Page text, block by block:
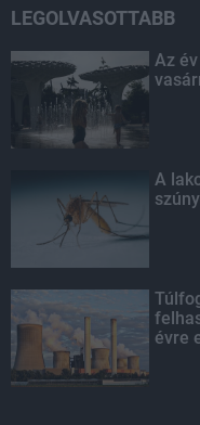
LEGOLVASOTTABB
Az
A
évre